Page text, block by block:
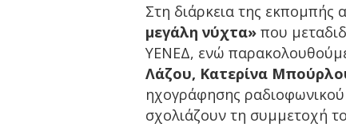
Στη διάρκεια της εκπομπής
μεγάλη νύχτα» που
ΥΕΝΕΔ, ενώ
Λάζου, Κατερίνα
ηχογράφησης
σχολιάζουν τη συμμετοχή